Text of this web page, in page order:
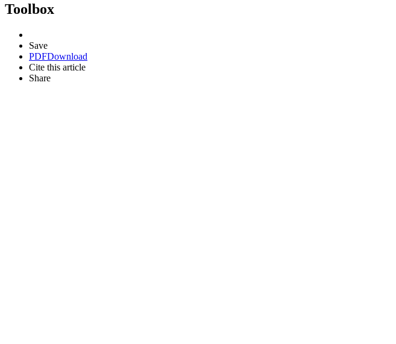
Toolbox
Save
PDFDownload
Cite this article
Share